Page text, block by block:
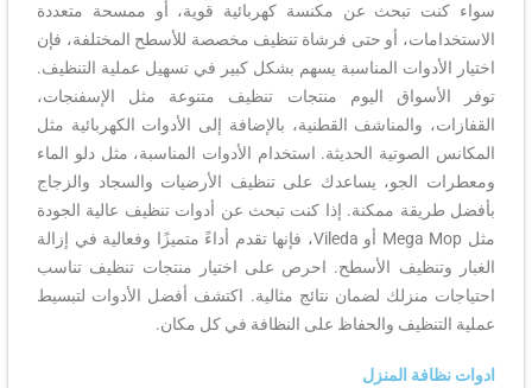
سواء كنت تبحث عن مكنسة كهربائية قوية، أو ممسحة متعددة
الاستخدامات، أو حتى فرشاة تنظيف مخصصة للأسطح المختلفة، فإن
اختيار الأدوات المناسبة يسهم بشكل كبير في تسهيل عملية التنظيف.
توفر الأسواق اليوم منتجات تنظيف متنوعة مثل الإسفنجات،
القفازات، والمناشف القطنية، بالإضافة إلى الأدوات الكهربائية مثل
المكانس الصوتية الحديثة. استخدام الأدوات المناسبة، مثل دلو الماء
ومعطرات الجو، يساعدك على تنظيف الأرضيات والسجاد والزجاج
بأفضل طريقة ممكنة. إذا كنت تبحث عن أدوات تنظيف عالية الجودة
مثل Mega Mop أو Vileda، فإنها تقدم أداءً متميزًا وفعالية في إزالة
الغبار وتنظيف الأسطح. احرص على اختيار منتجات تنظيف تناسب
احتياجات منزلك لضمان نتائج مثالية. اكتشف أفضل الأدوات لتبسيط
عملية التنظيف والحفاظ على النظافة في كل مكان.
ادوات نظافة المنزل